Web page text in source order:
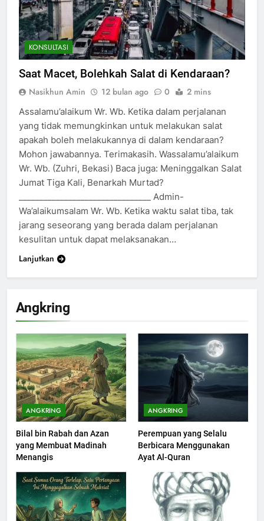
Angkring
ANGKRING
Bilal bin Rabah dan Azan
yang Membuat Madinah
Menangis
ANGKRING
Perempuan yang Selalu
Berbicara Menggunakan
Ayat Al-Quran
200
Khutbah Idul Fitri di Rumah
KHUTBAH
201
Khutbah jumat: Sejarah
Seebagai Pembangkit Jiwa
KHUTBAH
202
KONSULTASI
Saat Macet, Bolehkah Salat di Kendaraan?
Nasikhun Amin 12 bulan ago 0 2 mins
Assalamu’alaikum Wr. Wb. Ketika dalam perjalanan
yang tidak memungkinkan untuk melakukan salat
apakah boleh melakukannya di dalam kendaraan?
Mohon jawabannya. Terimakasih. Wassalamu’alaikum
Wr. Wb. (Zuhri, Bekasi) Baca juga: Meninggalkan Salat
Jumat Tiga Kali, Benarkah Murtad?
________________________________ Admin-
Wa’alaikumsalam Wr. Wb. Ketika waktu salat tiba, tak
jarang seseorang yang berada dalam perjalanan
kesulitan untuk dapat melaksanakan…
Lanjutkan